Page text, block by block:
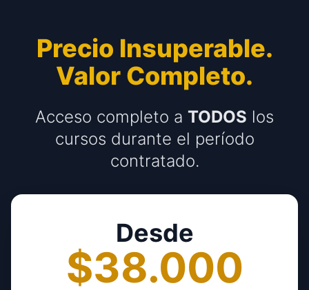
Precio Insuperable.
Valor Completo.
Acceso completo a TODOS los
cursos durante el período
contratado.
Desde
$38.000